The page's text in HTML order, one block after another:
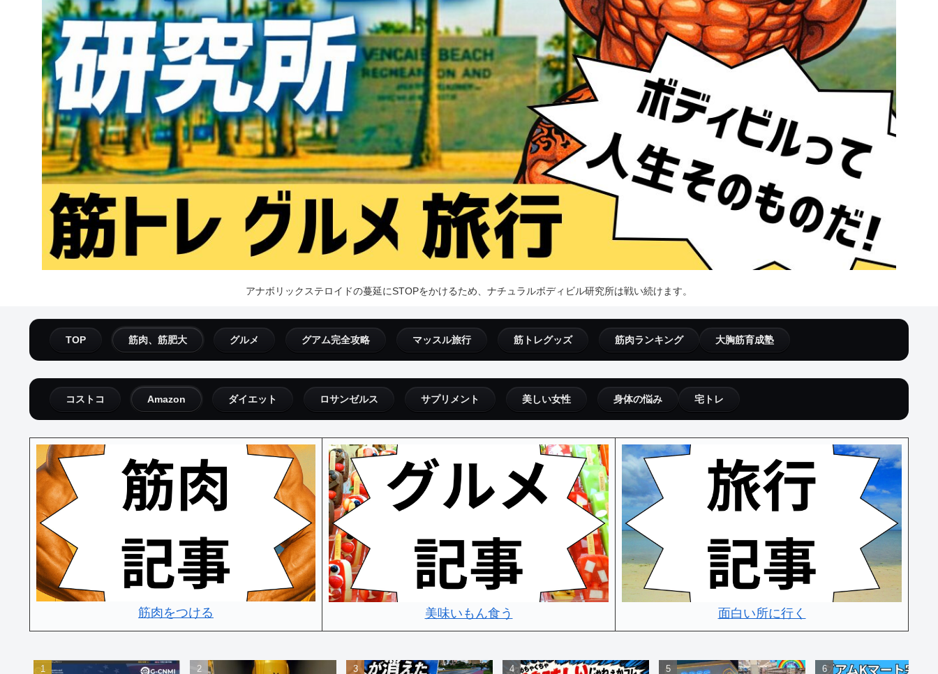
アナボリックステロイドの蔓延にSTOPをかけるため、ナチュラルボディビル研究所は戦い続けます。
TOP 筋肉、筋肥大 グルメ グアム完全攻略 マッスル旅行 筋トレグッズ 筋肉ランキング 大胸筋育成塾
コストコ Amazon ダイエット ロサンゼルス サプリメント 美しい女性 身体の悩み 宅トレ
筋肉をつける 美味いもん食う 面白い所に行く